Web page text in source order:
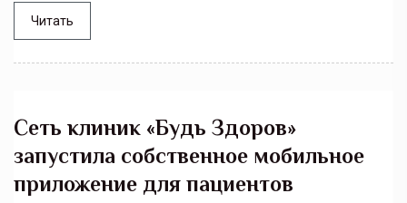
Читать
Сеть клиник «Будь Здоров»
запустила собственное мобильное
приложение для пациентов